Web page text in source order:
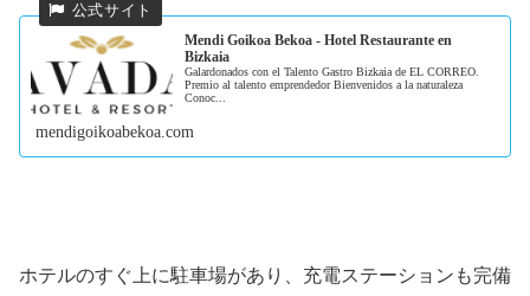
Mendi Goikoa Bekoa - Hotel Restaurante en
Bizkaia
Galardonados con el Talento Gastro Bizkaia de EL CORREO.
Premio al talento emprendedor Bienvenidos a la naturaleza
Conoc...
mendigoikoabekoa.com
ホテルのすぐ上に駐車場があり、充電ステーションも完備